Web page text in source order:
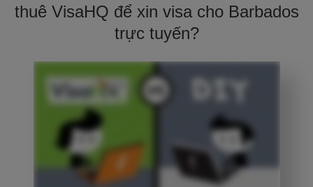
thuê VisaHQ để xin visa cho Barbados
trực tuyến?